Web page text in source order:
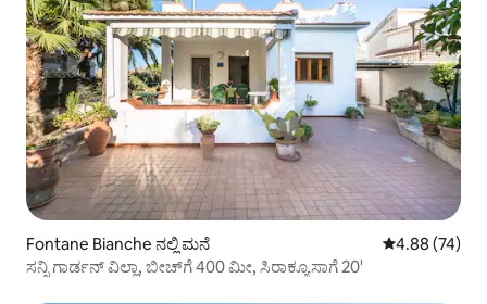
Fontane Bianche ನಲ್ಲಿ ಮನೆ 5 ರಲ್ಲಿ 4.88
4.88 (74)
ಸನ್ನಿ ಗಾರ್ಡನ್ ವಿಲ್ಲಾ, ಬೀಚ್‌ಗೆ 400 ಮೀ, ಸಿರಾಕ್ಯೂಸಾಗೆ 20'